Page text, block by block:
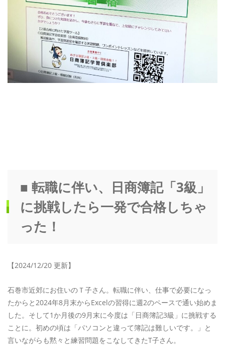
■ 転職に伴い、日商簿記「3級」
に挑戦したら一発で合格しちゃ
った！
【2024/12/20 更新】
石巻市近郊にお住いのＴ子さん。転職に伴い、仕事で必要になっ
たからと2024年8月末からExcelの習得に週2のペースで通い始めま
した。そして1か月後の9月末に今度は「日商簿記3級」に挑戦する
ことに。初めの頃は「パソコンと違って簿記は難しいです。」と
言いながらも黙々と練習問題をこなしてきたT子さん。